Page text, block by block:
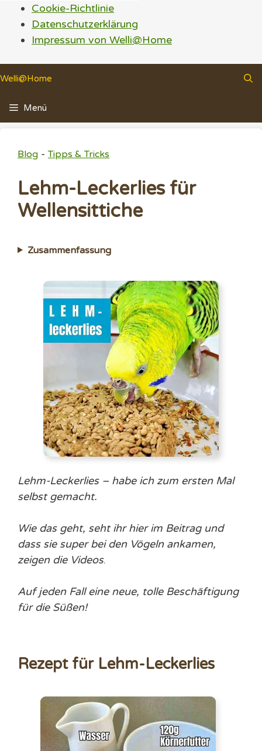
Cookie-Richtlinie
Datenschutzerklärung
Impressum von Welli@Home
Inhalt
springen
Welli@Home
Menü
Blog -Tipps & Tricks
Lehm-Leckerlies für
Wellensittiche
Zusammenfassung
Lehm-Leckerlies – habe ich zum ersten Mal
selbst gemacht.
Wie das geht, seht ihr hier im Beitrag und
dass sie super bei den Vögeln ankamen,
zeigen die Videos.
Auf jeden Fall eine neue, tolle Beschäftigung
für die Süßen!
Rezept für Lehm-Leckerlies